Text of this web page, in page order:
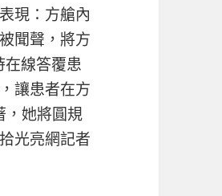
現：方艙內
聞聲，將方
線答覆患
讓患者在方
，她將圓規
光亮網記者